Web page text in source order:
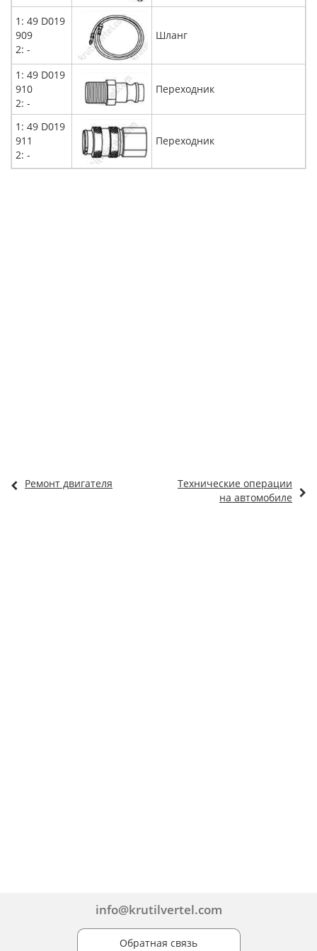
1: 49 D019
909
2: -
Шланг
1: 49 D019
910
2: -
Переходник
1: 49 D019
911
2: -
Переходник
Ремонт двигателя
Технические операции
на автомобиле
info@krutilvertel.com
Обратная связь